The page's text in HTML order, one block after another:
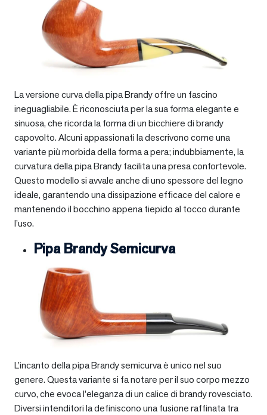
La versione curva della pipa Brandy offre un fascino
ineguagliabile. È riconosciuta per la sua forma elegante e
sinuosa, che ricorda la forma di un bicchiere di brandy
capovolto. Alcuni appassionati la descrivono come una
variante più morbida della forma a pera; indubbiamente, la
curvatura della pipa Brandy facilita una presa confortevole.
Questo modello si avvale anche di uno spessore del legno
ideale, garantendo una dissipazione efficace del calore e
mantenendo il bocchino appena tiepido al tocco durante
l’uso.
Pipa Brandy Semicurva
L’incanto della pipa Brandy semicurva è unico nel suo
genere. Questa variante si fa notare per il suo corpo mezzo
curvo, che evoca l’eleganza di un calice di brandy rovesciato.
Diversi intenditori la definiscono una fusione raffinata tra